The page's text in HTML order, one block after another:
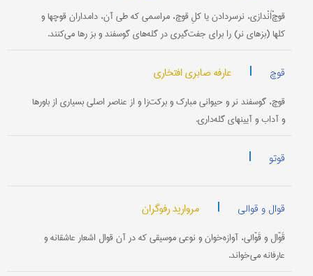
قوچْ‌اَنْدازی، نرسردادن یا کلِ قوچ، مراسمی که طی آن، دامداران قوچها و
کلها (بزهای نر) را برای جفت‌گیری در گله‌های گوسفند و بز رها می‌کنند.
قوچ | عارفه صابری افتخاری
قوچ، گوسفند نر و حیوانی مبارک و برکت‌زا و از عناصر اصلی بسیاری از باورها
و آداب و آیینهای گله‌داری.
قوتو |
قوال و قوالی | مروارید رفوگران
قَوّال و قَوّالی، آوازه‌خوان و نوعی موسیقی که در آن قوال اشعار عاشقانه و
عارفانه می‌خواند.